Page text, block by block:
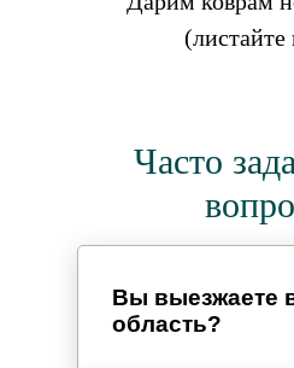
(листайте
Часто
Вы выезжаете
область?